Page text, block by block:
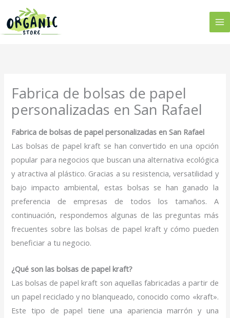
contenido
Fabrica de bolsas de papel
personalizadas en San Rafael
Fabrica de bolsas de papel personalizadas en San Rafael
Las bolsas de papel kraft se han convertido en una opción
popular para negocios que buscan una alternativa ecológica
y atractiva al plástico. Gracias a su resistencia, versatilidad y
bajo impacto ambiental, estas bolsas se han ganado la
preferencia de empresas de todos los tamaños. A
continuación, respondemos algunas de las preguntas más
frecuentes sobre las bolsas de papel kraft y cómo pueden
beneficiar a tu negocio.
¿Qué son las bolsas de papel kraft?
Las bolsas de papel kraft son aquellas fabricadas a partir de
un papel reciclado y no blanqueado, conocido como «kraft».
Este tipo de papel tiene una apariencia marrón y una